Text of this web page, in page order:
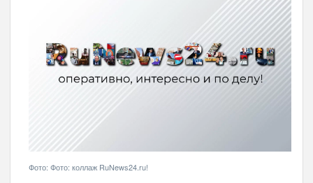
Фото: Фото: коллаж RuNews24.ru!